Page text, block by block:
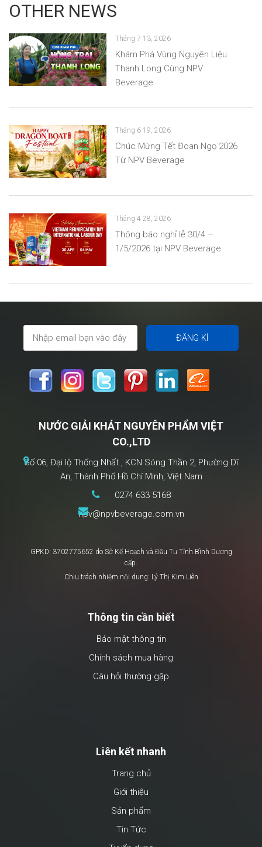
OTHER NEWS
Tháng 7 13, 2026
Khám Phá Vùng Nguyên Liệu
Thanh Long Cùng NPV
Beverage
Tháng 6 19, 2026
Chúc Mừng Tết Đoan Ngọ 2026
Từ NPV Beverage
Tháng 4 28, 2026
Thông báo nghỉ lễ 30/4 –
1/5/2026 tại NPV Beverage
NƯỚC GIẢI KHÁT NGUYÊN PHẨM VIỆT
CO.,LTD
Số 06, Đại lộ Thống Nhất , KCN Sóng Thần 2, Phường Dĩ
An, Thành Phố Hồ Chí Minh, Việt Nam
0274 633 5168
npv@npvbeverage.com.vn
GPKD: 3702775652 do Sở Kế Hoạch và Đầu Tư Tỉnh Bình Dương
cấp.
Chịu trách nhiệm nội dung: Lý Thị Kim Liên
Thông tin cần biết
Bảo mật thông tin
Chính sách mua hàng
Câu hỏi thường gặp
Liên kết nhanh
Trang chủ
Giới thiệu
Sản phẩm
Tin Tức